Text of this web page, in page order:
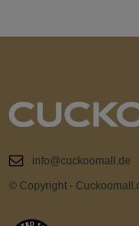
info@cuckoomall.de
© Copyright -